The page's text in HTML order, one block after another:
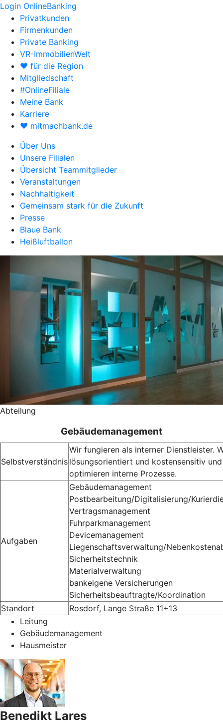
Login OnlineBanking
Privatkunden
Firmenkunden
Private Banking
VR-ImmobilienWelt
♥ für die Region
Mitgliedschaft
#OnlineFiliale
Meine Bank
Karriere
♥ mitmachbank.de
Über Uns
Unsere Filialen
Übersicht Teammitglieder
Veranstaltungen
Nachhaltigkeit
Gemeinsam stark für die Zukunft
Presse
Blaue Bank
Heißluftballon
Abteilung
Gebäudemanagement
Selbstverständnis
Wir fungieren als interner Dienstleister.
lösungsorientiert und kostensensitiv und
optimieren interne Prozesse.
Aufgaben
Gebäudemanagement
Postbearbeitung/Digitalisierung/
Vertragsmanagement
Fuhrparkmanagement
Devicemanagement
Liegenschaftsverwaltung/
Sicherheitstechnik
Materialverwaltung
bankeigene Versicherungen
Sicherheitsbeauftragte/Koordination
Standort
Rosdorf, Lange Straße 11+13
Leitung
Gebäudemanagement
Hausmeister
Benedikt Lares